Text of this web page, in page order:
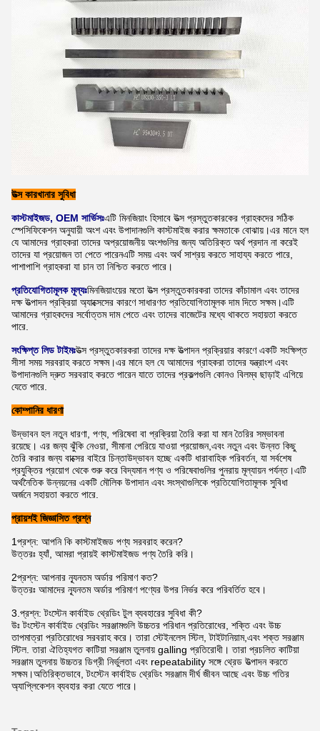
উত্স কারখানার সুবিধা
কাস্টমাইজড, OEM সার্ভিসঃএটি মিনজিয়াং হিসাবে উত্স প্রস্তুতকারকের গ্রাহকদের সঠিক
স্পেসিফিকেশন অনুযায়ী অংশ এবং উপাদানগুলি কাস্টমাইজ করার ক্ষমতাকে বোঝায়।এর মানে হল
যে আমাদের গ্রাহকরা তাদের অপ্রয়োজনীয় অংশগুলির জন্য অতিরিক্ত অর্থ প্রদান না করেই
তাদের যা প্রয়োজন তা পেতে পারেনএটি সময় এবং অর্থ সাশ্রয় করতে সাহায্য করতে পারে,
পাশাপাশি গ্রাহকরা যা চান তা নিশ্চিত করতে পারে।
প্রতিযোগিতামূলক মূল্যঃমিনজিয়াংয়ের মতো উত্স প্রস্তুতকারকরা তাদের কাঁচামাল এবং তাদের
দক্ষ উত্পাদন প্রক্রিয়া অ্যাক্সেসের কারণে সাধারণত প্রতিযোগিতামূলক দাম দিতে সক্ষম।এটি
আমাদের গ্রাহকদের সর্বোত্তম দাম পেতে এবং তাদের বাজেটের মধ্যে থাকতে সহায়তা করতে
পারে.
সংক্ষিপ্ত লিড টাইমঃউত্স প্রস্তুতকারকরা তাদের দক্ষ উত্পাদন প্রক্রিয়ার কারণে একটি সংক্ষিপ্ত
সীসা সময় সরবরাহ করতে সক্ষম।এর মানে হল যে আমাদের গ্রাহকরা তাদের যন্ত্রাংশ এবং
উপাদানগুলি দ্রুত সরবরাহ করতে পারেন যাতে তাদের প্রকল্পগুলি কোনও বিলম্ব ছাড়াই এগিয়ে
যেতে পারে.
কোম্পানির ধারণা
উদ্ভাবন হল নতুন ধারণা, পণ্য, পরিষেবা বা প্রক্রিয়া তৈরি করা যা মান তৈরির সম্ভাবনা
রয়েছে। এর জন্য ঝুঁকি নেওয়া, সীমানা পেরিয়ে যাওয়া প্রয়োজন,এবং নতুন এবং উন্নত কিছু
তৈরি করার জন্য বাক্সের বাইরে চিন্তাউদ্ভাবন হচ্ছে একটি ধারাবাহিক পরিবর্তন, যা সর্বশেষ
প্রযুক্তির প্রয়োগ থেকে শুরু করে বিদ্যমান পণ্য ও পরিষেবাগুলির পুনরায় মূল্যায়ন পর্যন্ত।এটি
অর্থনৈতিক উন্নয়নের একটি মৌলিক উপাদান এবং সংস্থাগুলিকে প্রতিযোগিতামূলক সুবিধা
অর্জনে সহায়তা করতে পারে.
প্রায়শই জিজ্ঞাসিত প্রশ্ন
1প্রশ্ন: আপনি কি কাস্টমাইজড পণ্য সরবরাহ করেন?
উত্তরঃ হ্যাঁ, আমরা প্রায়ই কাস্টমাইজড পণ্য তৈরি করি।
2প্রশ্ন: আপনার ন্যূনতম অর্ডার পরিমাণ কত?
উত্তরঃ আমাদের ন্যূনতম অর্ডার পরিমাণ পণ্যের উপর নির্ভর করে পরিবর্তিত হবে।
3. প্রশ্ন: টংস্টেন কার্বাইড থ্রেডিং টুল ব্যবহারের সুবিধা কী?
উঃ টংস্টেন কার্বাইড থ্রেডিং সরঞ্জামগুলি উচ্চতর পরিধান প্রতিরোধের, শক্তি এবং উচ্চ
তাপমাত্রা প্রতিরোধের সরবরাহ করে। তারা স্টেইনলেস স্টিল, টাইটানিয়াম,এবং শক্ত সরঞ্জাম
স্টিল. তারা ঐতিহ্যগত কাটিয়া সরঞ্জাম তুলনায় galling প্রতিরোধী। তারা প্রচলিত কাটিয়া
সরঞ্জাম তুলনায় উচ্চতর ডিগ্রী নির্ভুলতা এবং repeatability সঙ্গে থ্রেড উত্পাদন করতে
সক্ষম।অতিরিক্তভাবে, টংস্টেন কার্বাইড থ্রেডিং সরঞ্জাম দীর্ঘ জীবন আছে এবং উচ্চ গতির
অ্যাপ্লিকেশন ব্যবহার করা যেতে পারে।